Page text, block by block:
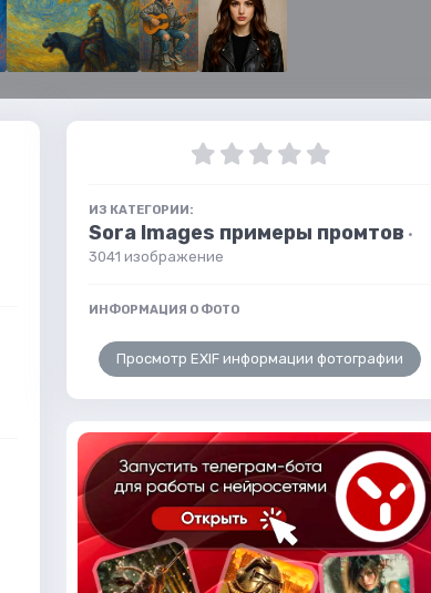
ИЗ КАТЕГОРИИ:
Sora Images примеры промтов ·
3041 изображение
ИНФОРМАЦИЯ О ФОТО
Просмотр EXIF информации фотографии